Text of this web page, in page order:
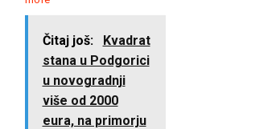
Čitaj još:
Kvadrat
stana u Podgorici
u novogradnji
više od 2000
eura, na primorju